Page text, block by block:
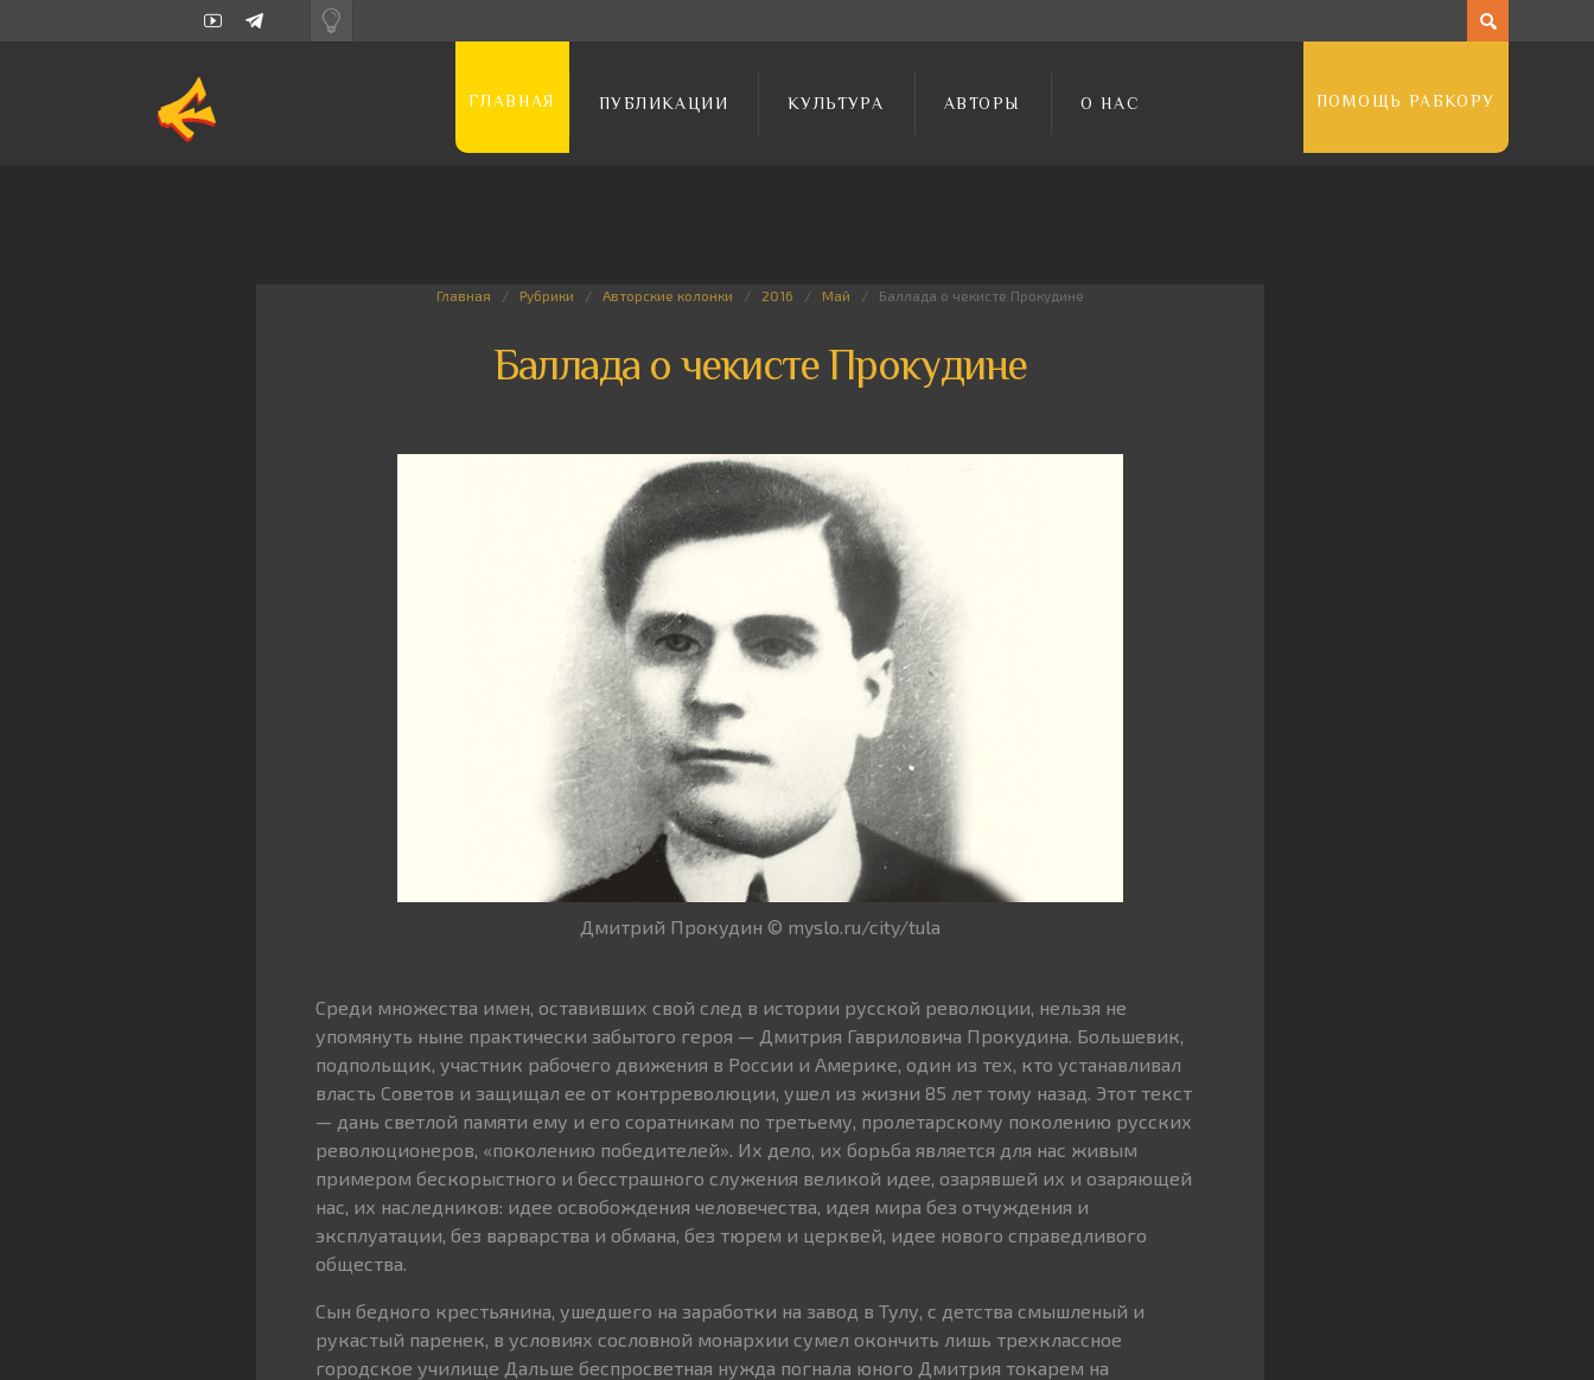
ГЛАВНАЯ ПУБЛИКАЦИИ КУЛЬТУРА АВТОРЫ О НАС ПОМОЩЬ РАБКОРУ
Главная Рубрики Авторские колонки 2016 Май Баллада о чекисте Прокудине
Баллада о чекисте Прокудине
Дмитрий Прокудин © myslo.ru/city/tula
Среди множества имен, оставивших свой след в истории русской революции, нельзя не
упомянуть ныне практически забытого героя — Дмитрия Гавриловича Прокудина. Большевик,
подпольщик, участник рабочего движения в России и Америке, один из тех, кто устанавливал
власть Советов и защищал ее от контрреволюции, ушел из жизни 85 лет тому назад. Этот текст
— дань светлой памяти ему и его соратникам по третьему, пролетарскому поколению русских
революционеров, «поколению победителей». Их дело, их борьба является для нас живым
примером бескорыстного и бесстрашного служения великой идее, озарявшей их и озаряющей
нас, их наследников: идее освобождения человечества, идея мира без отчуждения и
эксплуатации, без варварства и обмана, без тюрем и церквей, идее нового справедливого
общества.
Сын бедного крестьянина, ушедшего на заработки на завод в Тулу, с детства смышленый и
рукастый паренек, в условиях сословной монархии сумел окончить лишь трехклассное
городское училище Дальше беспросветная нужда погнала юного Дмитрия токарем на